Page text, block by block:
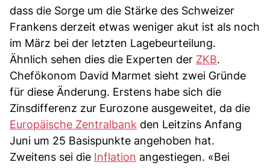
dass die Sorge um die Stärke des Schweizer
Frankens derzeit etwas weniger akut ist als noch
im März bei der letzten Lagebeurteilung.
Ähnlich sehen dies die Experten der ZKB.
Chefökonom David Marmet sieht zwei Gründe
für diese Änderung. Erstens habe sich die
Zinsdifferenz zur Eurozone ausgeweitet, da die
Europäische Zentralbank den Leitzins Anfang
Juni um 25 Basispunkte angehoben hat.
Zweitens sei die Inflation angestiegen. «Bei